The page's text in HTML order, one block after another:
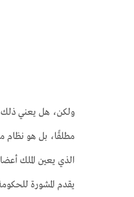
ولكن، هل يعني ذلك
مطلقًا، بل هو نظام
الذي يعين الملك
يقدم المشورة